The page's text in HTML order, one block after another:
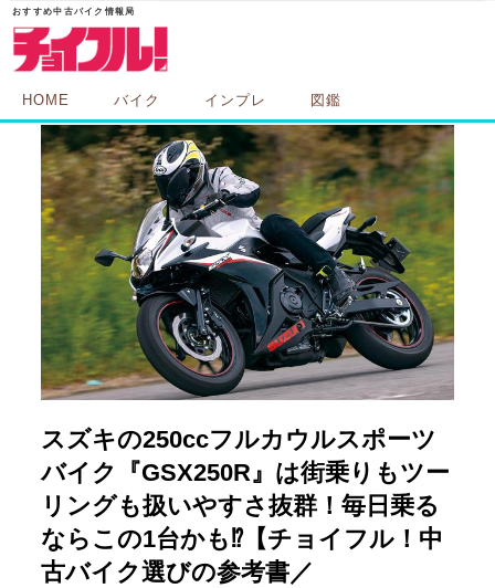
HOME バイク インプレ 図鑑
スズキの250ccフルカウルスポーツ
バイク『GSX250R』は街乗りもツー
リングも扱いやすさ抜群！毎日乗る
ならこの1台かも⁉【チョイフル！中
古バイク選びの参考書／